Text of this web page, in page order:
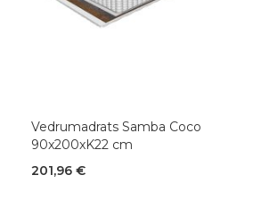
Vedrumadrats Samba Coco
90x200xK22 cm
201,96 €